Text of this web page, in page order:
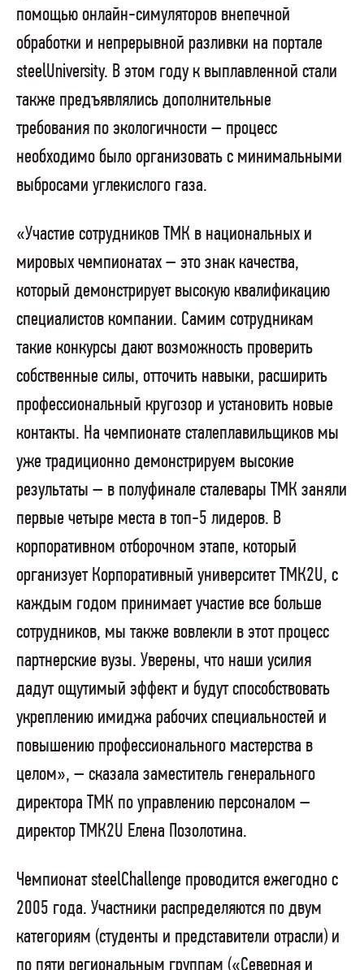
помощью онлайн-симуляторов внепечной
обработки и непрерывной разливки на портале
steelUniversity. В этом году к выплавленной стали
также предъявлялись дополнительные
требования по экологичности – процесс
необходимо было организовать с минимальными
выбросами углекислого газа.
«Участие сотрудников ТМК в национальных и
мировых чемпионатах – это знак качества,
который демонстрирует высокую квалификацию
специалистов компании. Самим сотрудникам
такие конкурсы дают возможность проверить
собственные силы, отточить навыки, расширить
профессиональный кругозор и установить новые
контакты. На чемпионате сталеплавильщиков мы
уже традиционно демонстрируем высокие
результаты – в полуфинале сталевары ТМК заняли
первые четыре места в топ-5 лидеров. В
корпоративном отборочном этапе, который
организует Корпоративный университет ТМК2U, с
каждым годом принимает участие все больше
сотрудников, мы также вовлекли в этот процесс
партнерские вузы. Уверены, что наши усилия
дадут ощутимый эффект и будут способствовать
укреплению имиджа рабочих специальностей и
повышению профессионального мастерства в
целом», – сказала заместитель генерального
директора ТМК по управлению персоналом –
директор ТМК2U Елена Позолотина.
Чемпионат steelChallenge проводится ежегодно с
2005 года. Участники распределяются по двум
категориям (студенты и представители отрасли) и
по пяти региональным группам («Северная и